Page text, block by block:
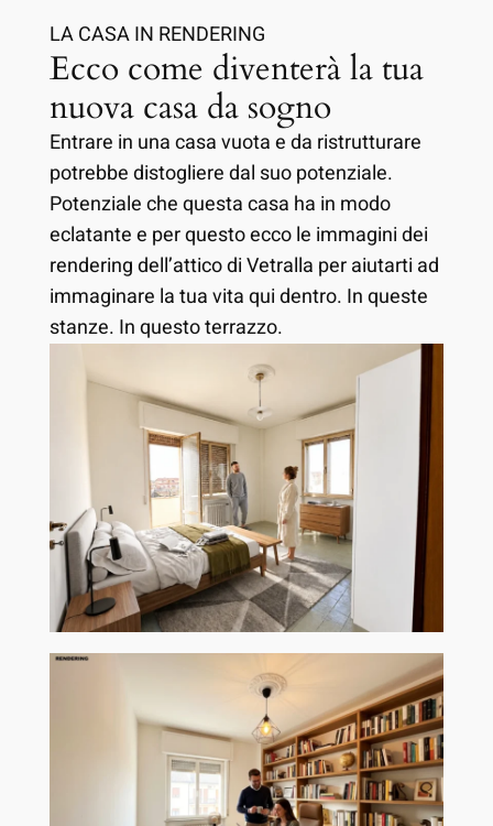
LA CASA IN RENDERING
Ecco come diventerà la tua
nuova casa da sogno
Entrare in una casa vuota e da ristrutturare
potrebbe distogliere dal suo potenziale.
Potenziale che questa casa ha in modo
eclatante e per questo ecco le immagini dei
rendering dell’attico di Vetralla per aiutarti ad
immaginare la tua vita qui dentro. In queste
stanze. In questo terrazzo.